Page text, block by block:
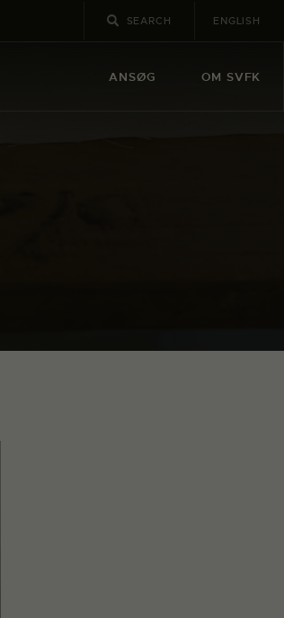
ENGLISH
ANSØG OM SVFK